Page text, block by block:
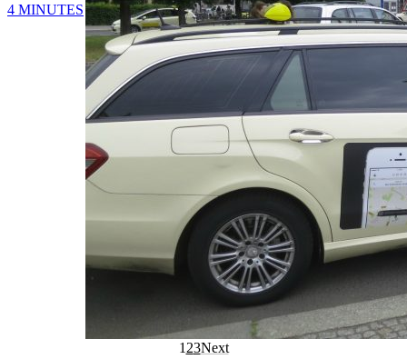
4 MINUTES
1 23Next